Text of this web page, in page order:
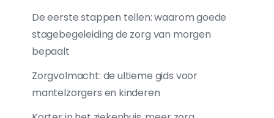
De eerste stappen tellen: waarom goede
stagebegeleiding de zorg van morgen
bepaalt
Zorgvolmacht: de ultieme gids voor
mantelzorgers en kinderen